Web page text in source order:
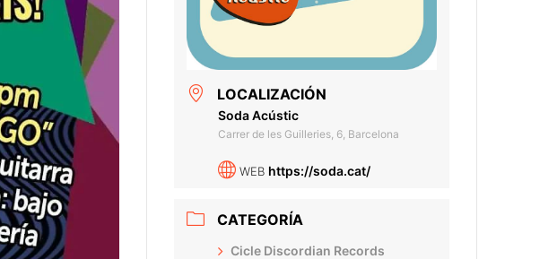
LOCALIZACIÓN
Soda Acústic
Carrer de les Guilleries, 6, Barcelona
WEB https://soda.cat/
CATEGORÍA
Cicle Discordian Records